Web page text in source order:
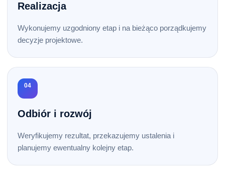
Realizacja
Wykonujemy uzgodniony etap i na bieżąco porządkujemy
decyzje projektowe.
04
Odbiór i rozwój
Weryfikujemy rezultat, przekazujemy ustalenia i
planujemy ewentualny kolejny etap.